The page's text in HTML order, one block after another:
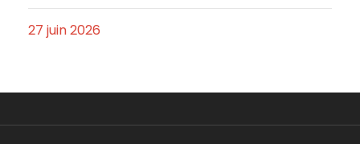
27 juin 2026